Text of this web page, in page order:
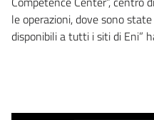
le operazioni, dove sono
disponibili a tutti i siti di Eni”